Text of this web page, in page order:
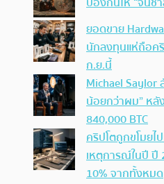
ยอดขาย
นักลงทุนแห่ถือคริ
ก.ย.นี้
Michael Saylor
น้อยกว่าผม” หลั
840,000 BTC
คริปโตถูกขโมยไ
เหตุการณ์ในปี ปี
10% จากทั้งหมด